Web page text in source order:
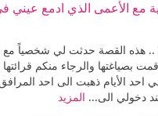
مع الأعمى الذي ادمع عيني
.. هذه القصة حدثت لي شخصياً مع
بصياغتها والرجاء منكم قرائتها
احد الأيام ذهبت الى احد المرافق
دخولي الى... المزيد